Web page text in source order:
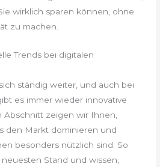
wirklich sparen können, ohne
zu machen.
Trends bei digitalen
ständig weiter, und auch bei
es immer wieder innovative
zeigen wir Ihnen,
den Markt dominieren und
besonders nützlich sind. So
Stand und wissen,